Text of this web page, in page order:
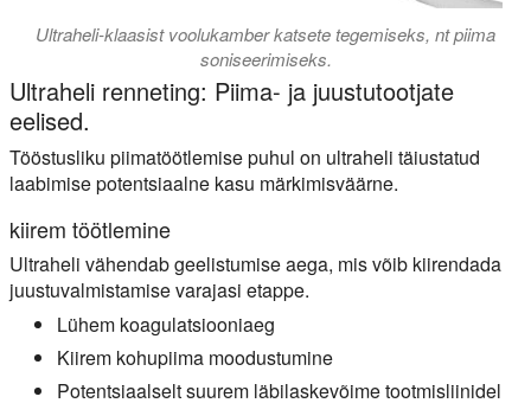
Ultraheli-klaasist voolukamber katsete tegemiseks, nt piima
soniseerimiseks.
Ultraheli renneting: Piima- ja juustutootjate
eelised.
Tööstusliku piimatöötlemise puhul on ultraheli täiustatud
laabimise potentsiaalne kasu märkimisväärne.
kiirem töötlemine
Ultraheli vähendab geelistumise aega, mis võib kiirendada
juustuvalmistamise varajasi etappe.
Lühem koagulatsiooniaeg
Kiirem kohupiima moodustumine
Potentsiaalselt suurem läbilaskevõime tootmisliinidel